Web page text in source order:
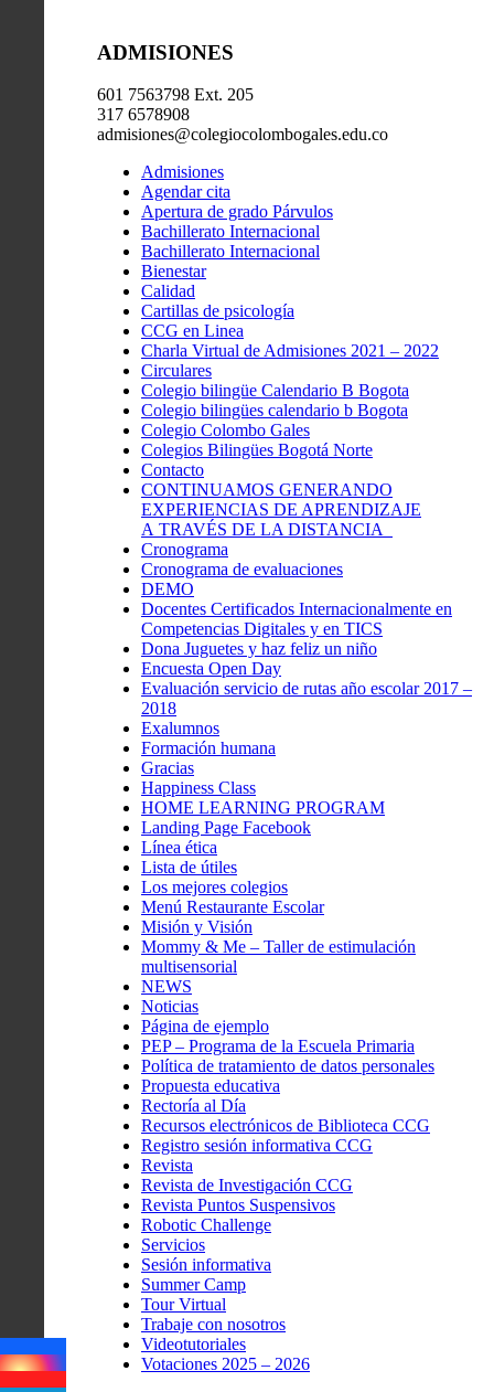
ADMISIONES
601 7563798 Ext. 205
317 6578908
admisiones@colegiocolombogales.edu.co
Admisiones
Agendar cita
Apertura de grado Párvulos
Bachillerato Internacional
Bachillerato Internacional
Bienestar
Calidad
Cartillas de psicología
CCG en Linea
Charla Virtual de Admisiones 2021 – 2022
Circulares
Colegio bilingüe Calendario B Bogota
Colegio bilingües calendario b Bogota
Colegio Colombo Gales
Colegios Bilingües Bogotá Norte
Contacto
CONTINUAMOS GENERANDO
EXPERIENCIAS DE APRENDIZAJE
A TRAVÉS DE LA DISTANCIA
Cronograma
Cronograma de evaluaciones
DEMO
Docentes Certificados Internacionalmente en
Competencias Digitales y en TICS
Dona Juguetes y haz feliz un niño
Encuesta Open Day
Evaluación servicio de rutas año escolar 2017 –
2018
Exalumnos
Formación humana
Gracias
Happiness Class
HOME LEARNING PROGRAM
Landing Page Facebook
Línea ética
Lista de útiles
Los mejores colegios
Menú Restaurante Escolar
Misión y Visión
Mommy & Me – Taller de estimulación
multisensorial
NEWS
Noticias
Página de ejemplo
PEP – Programa de la Escuela Primaria
Política de tratamiento de datos personales
Propuesta educativa
Rectoría al Día
Recursos electrónicos de Biblioteca CCG
Registro sesión informativa CCG
Revista
Revista de Investigación CCG
Revista Puntos Suspensivos
Robotic Challenge
Servicios
Sesión informativa
Summer Camp
Tour Virtual
Trabaje con nosotros
Videotutoriales
Votaciones 2025 – 2026